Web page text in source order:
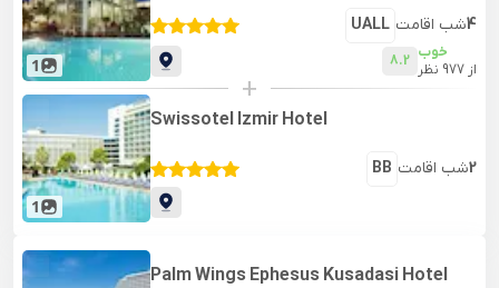
1
UALL شب اقامت4
8.2 خوب
از 977 نظر
+
1
Swissotel Izmir Hotel
BB شب اقامت2
Palm Wings Ephesus Kusadasi Hotel